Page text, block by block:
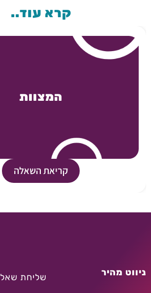
קרא עוד..
המצוות
קריאת השאלה
ניווט מהיר שליחת